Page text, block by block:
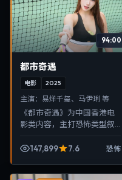
94:00
都市奇遇
电影 2025
主演： 易烊千玺、马伊琍 等
《都市奇遇》为中国香港电
影类内容，主打恐怖类型叙
适合移动端与电视端随时在
147,899 7.6 恐怖